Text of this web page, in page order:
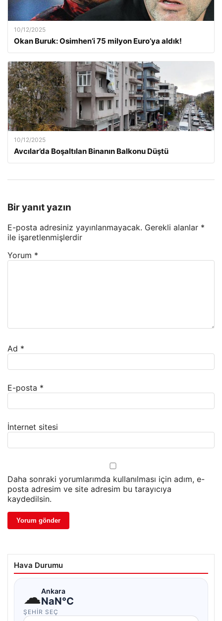
10/12/2025
Okan Buruk: Osimhen’i 75 milyon Euro’ya aldık!
10/12/2025
Avcılar’da Boşaltılan Binanın Balkonu Düştü
Bir yanıt yazın
E-posta adresiniz yayınlanmayacak. Gerekli alanlar *
ile işaretlenmişlerdir
Yorum *
Ad *
E-posta *
İnternet sitesi
Daha sonraki yorumlarımda kullanılması için adım, e-
posta adresim ve site adresim bu tarayıcıya
kaydedilsin.
Hava Durumu
☁Ankara
NaN°C
ŞEHIR SEÇ